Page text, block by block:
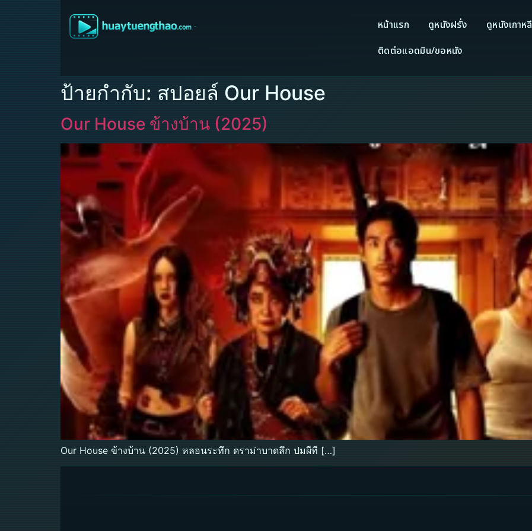
หน้าแรก ดูหนังฝรั่ง ดูหนังเกาหลี
ติดต่อแอดมิน/ขอหนัง
ป้ายกำกับ: สปอยล์ Our House
Our House ข้างบ้าน (2025)
Our House ข้างบ้าน (2025) หลอนระทึก ดราม่าบาดลึก ปมผีที […]